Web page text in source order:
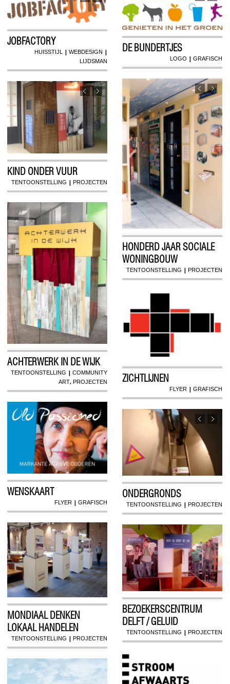
DE BUNDERTJES
LOGO | GRAFISCH
JOBFACTORY
HUISSTIJL | WEBDESIGN |
LIJDSMAN
HONDERD JAAR SOCIALE
WONINGBOUW
TENTOONSTELLING | PROJECTEN
KIND ONDER VUUR
TENTOONSTELLING | PROJECTEN
ACHTERWERK IN DE WIJK
TENTOONSTELLING | COMMUNITY
ART, PROJECTEN ZICHTLIJNEN
FLYER | GRAFISCH
WENSKAART
FLYER | GRAFISCH
ONDERGRONDS
TENTOONSTELLING | PROJECTEN
MONDIAAL DENKEN
LOKAAL HANDELEN
TENTOONSTELLING | PROJECTEN
BEZOEKERSCENTRUM
DELFT / GELUID
TENTOONSTELLING | PROJECTEN